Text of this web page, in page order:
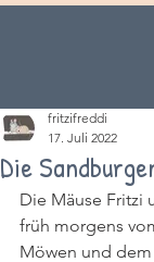
Die
fritzifreddi
17. Juli 2022
Die Mäuse Fritzi
früh morgens
Möwen und